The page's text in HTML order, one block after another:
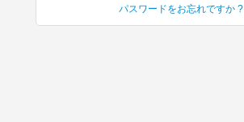
パスワードをお忘れですか ?